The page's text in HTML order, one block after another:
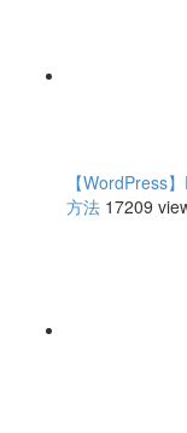
【WordPress
方法 17209